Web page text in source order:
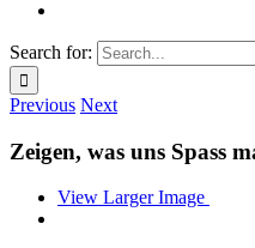
Search for:
Previous Next
Zeigen, was uns Spass
View Larger Image